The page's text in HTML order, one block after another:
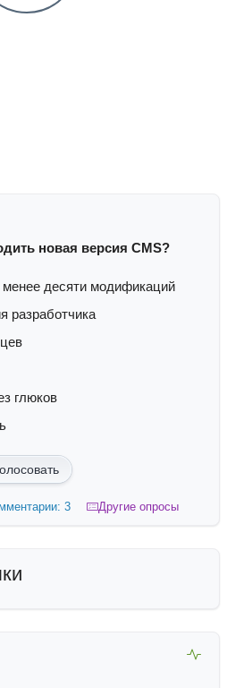
новая версия CMS?
десяти модификаций
разработчика
глюков
3 Другие опросы